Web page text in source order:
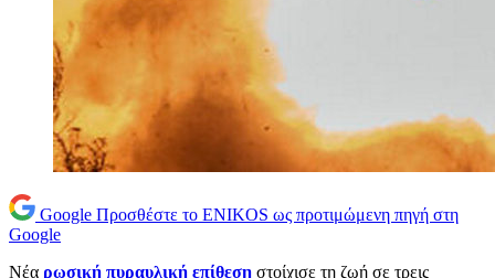
Google Προσθέστε το ENIKOS ως προτιμώμενη πηγή στη
Google
Νέα ρωσική πυραυλική επίθεση στοίχισε τη ζωή σε τρεις